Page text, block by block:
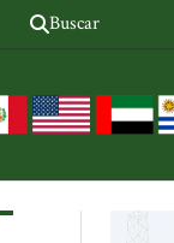
Buscar